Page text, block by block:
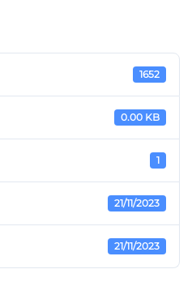
1652
0.00 KB
1
21/11/2023
21/11/2023